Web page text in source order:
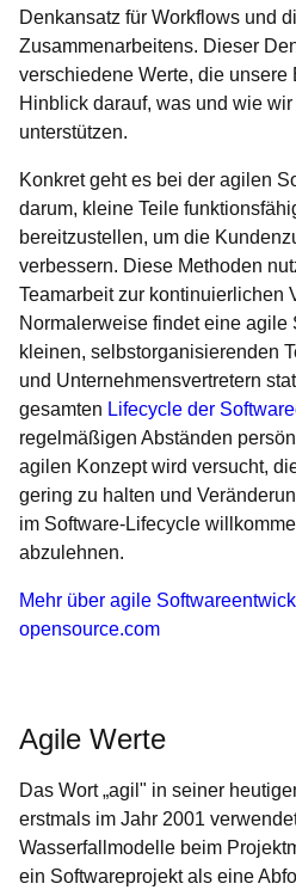
Denkansatz für Workflows und
Zusammenarbeitens. Dieser
verschiedene Werte, die unsere
Hinblick darauf, was und wie
unterstützen.
Konkret geht es bei der agilen
darum, kleine Teile
bereitzustellen, um die
verbessern. Diese Methoden
Teamarbeit zur kontinuierlichen
Normalerweise findet eine agile
kleinen, selbstorganisierenden
und Unternehmensvertretern
gesamten Lifecycle der
regelmäßigen Abständen
agilen Konzept wird versucht,
gering zu halten und
im Software-Lifecycle
abzulehnen.
Mehr über agile
opensource.com
Agile Werte
Das Wort „agil" in seiner
erstmals im Jahr 2001
Wasserfallmodelle beim
ein Softwareprojekt als eine